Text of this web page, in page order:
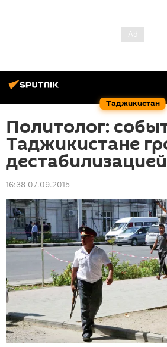
Таджикистан
Политолог:
Таджикистане
16:38 07.09.2015